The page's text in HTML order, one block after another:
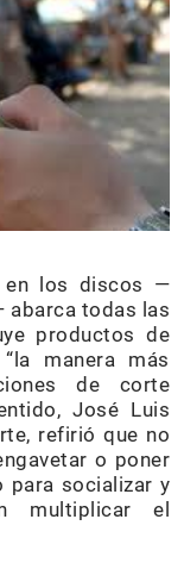
en los discos —
abarca todas las
productos de
manera más
de corte
José Luis
refirió que no
o poner
para socializar y
multiplicar el